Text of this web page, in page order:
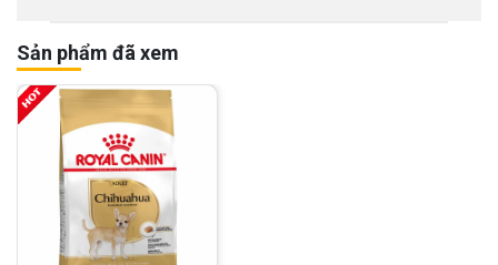
Sản phẩm đã xem